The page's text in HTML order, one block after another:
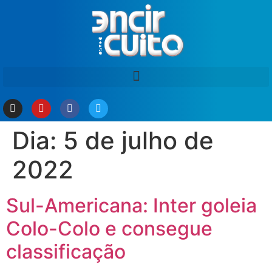
Dia: 5 de julho de
2022
Sul-Americana: Inter goleia
Colo-Colo e consegue
classificação